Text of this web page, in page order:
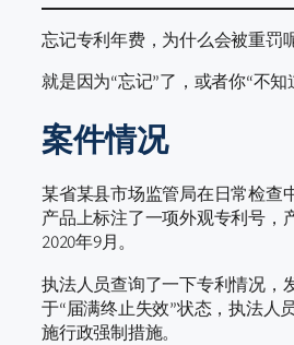
忘记专利年费，为什么会被重罚
就是因为“忘记”了，或者你“不知
案件情况
某省某县市场监管局在日常检查
产品上标注了一项外观专利号，
2020年9月。
执法人员查询了一下专利情况，
于“届满终止失效”状态，执法人
施行政强制措施。